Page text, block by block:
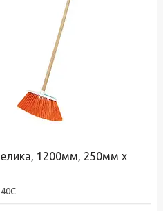
1200мм, 250мм х